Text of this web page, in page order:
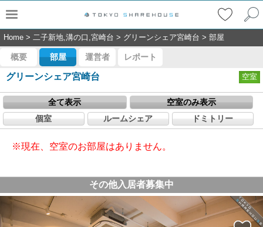
Home > 二子新地,溝の口,宮崎台 > グリーンシェア宮崎台 > 部屋
概要 部屋 運営者 レポート
グリーンシェア宮崎台 空室
全て表示
空室のみ表示
個室
ルームシェア ドミトリー
※現在、空室のお部屋はありません。
その他入居者募集中